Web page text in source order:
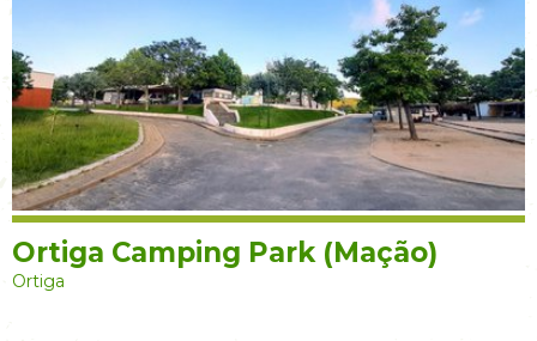
Ortiga Camping Park (Mação)
Ortiga